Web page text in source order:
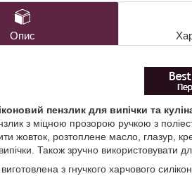
Опис
пензлик для випічки та
з міцною прозорою ручкою з
жовток, розтоплене масло, глазур,
Також зручно використовувати
з гнучкого харчового